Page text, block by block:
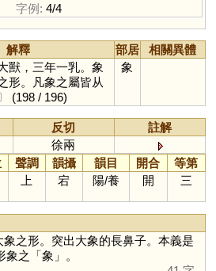
字例: 4/4
解釋 部居
相關異體
獸，三年一乳。象
形。凡象之屬皆从
(198 / 196)
象
反切
註解
徐兩
聲調 韻攝 韻目 開合
等第
上 宕 陽/養 開 三
之形。突出大象的長鼻子。本義是
象之「象 」。